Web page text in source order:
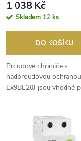
r
o
d
u
r
d
u
1modul
1 038 Kč
Skladem 12 ks
DO KOŠÍKU
Proudové chrániče s ​
nadproudovou ochranou
Ex9BL20J jsou vhodné
domovní aplikace. Díky